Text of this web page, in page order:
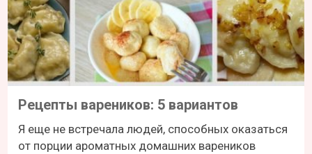
Рецепты вареников: 5 вариантов
Я еще не встречала людей, способных оказаться
от порции ароматных домашних вареников